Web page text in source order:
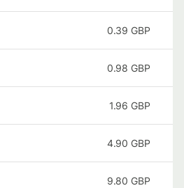
0.39 GBP
0.98 GBP
1.96 GBP
4.90 GBP
9.80 GBP